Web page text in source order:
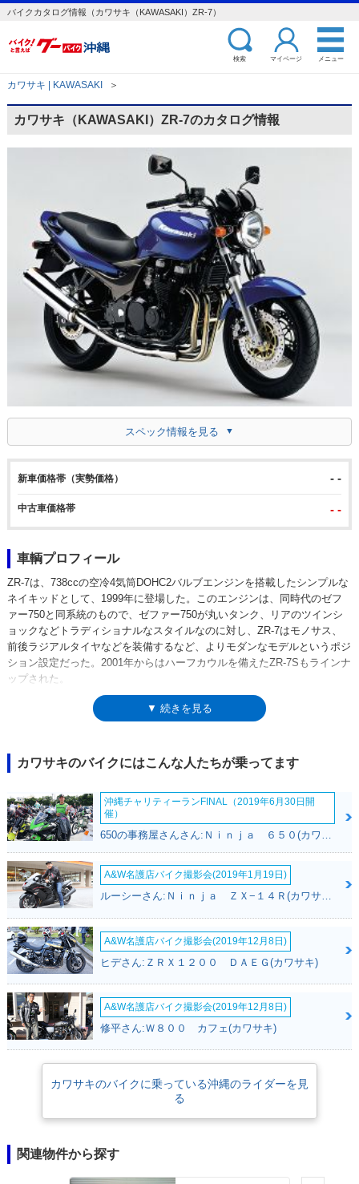
バイクカタログ情報（カワサキ（KAWASAKI）ZR-7）
検索 マイページ メニュー
カワサキ | KAWASAKI ＞
カワサキ（KAWASAKI）ZR-7のカタログ情報
スペック情報を見る
新車価格帯（実勢価格） - -
中古車価格帯 - -
車輌プロフィール
ZR-7は、738ccの空冷4気筒DOHC2バルブエンジンを搭載したシンプルな
ネイキッドとして、1999年に登場した。このエンジンは、同時代のゼフ
ァー750と同系統のもので、ゼファー750が丸いタンク、リアのツインシ
ョックなどトラディショナルなスタイルなのに対し、ZR-7はモノサス、
前後ラジアルタイヤなどを装備するなど、よりモダンなモデルというポジ
ション設定だった。2001年からはハーフカウルを備えたZR-7Sもラインナ
ップされた。
▼ 続きを見る
カワサキのバイクにはこんな人たちが乗ってます
沖縄チャリティーランFINAL（2019年6月30日開
催）
A&W名護店バイク撮影会(2019年1月19日)
ルーシーさん:Ｎｉｎｊａ ＺＸ−１４Ｒ(カワサキ)
A&W名護店バイク撮影会(2019年12月8日)
ヒデさん:ＺＲＸ１２００ ＤＡＥＧ(カワサキ)
A&W名護店バイク撮影会(2019年12月8日)
修平さん:Ｗ８００ カフェ(カワサキ)
カワサキのバイクに乗っている沖縄のライダーを見
る
関連物件から探す